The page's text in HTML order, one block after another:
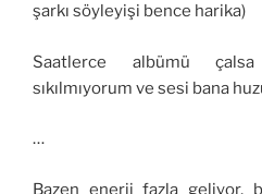
şarkı söyleyişi bence harika)
Saatlerce albümü
sıkılmıyorum ve sesi bana
…
Bazen enerji fazla geliyor,